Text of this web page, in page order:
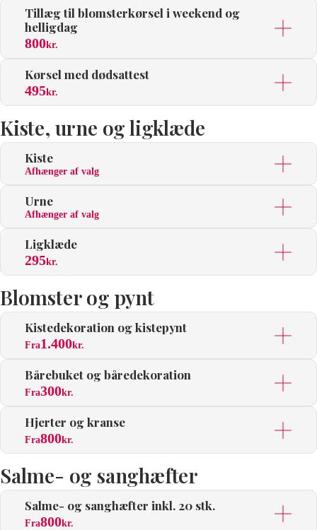
Tillæg til blomsterkørsel i weekend og
helligdag
800kr.
Kørsel med dødsattest
495kr.
Kiste, urne og ligklæde
Kiste
Afhænger af valg
Urne
Afhænger af valg
Ligklæde
295kr.
Blomster og pynt
Kistedekoration og kistepynt
Fra1.400kr.
Bårebuket og båredekoration
Fra300kr.
Hjerter og kranse
Fra800kr.
Salme- og sanghæfter
Salme- og sanghæfter inkl. 20 stk.
Fra800kr.